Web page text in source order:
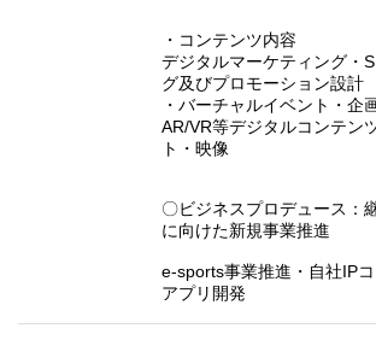
・コンテンツ内容
デジタルマーケティング・
グ及びプロモーション設計
・バーチャルイベント・企
AR/VR等デジタルコンテン
ト・映像
〇ビジネスプロデュース：
に向けた新規事業推進
e-sports事業推進・自社IPコ
アプリ開発